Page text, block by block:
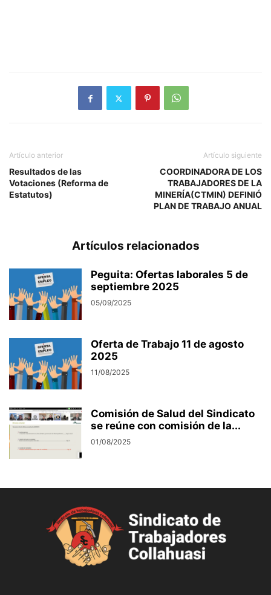
Artículo anterior
Resultados de las
Votaciones (Reforma de
Estatutos)
Artículo siguiente
COORDINADORA DE LOS
TRABAJADORES DE LA
MINERÍA(CTMIN) DEFINIÓ
PLAN DE TRABAJO ANUAL
Artículos relacionados
Peguita: Ofertas laborales 5 de
septiembre 2025
05/09/2025
Oferta de Trabajo 11 de agosto
2025
11/08/2025
Comisión de Salud del Sindicato
se reúne con comisión de la...
01/08/2025